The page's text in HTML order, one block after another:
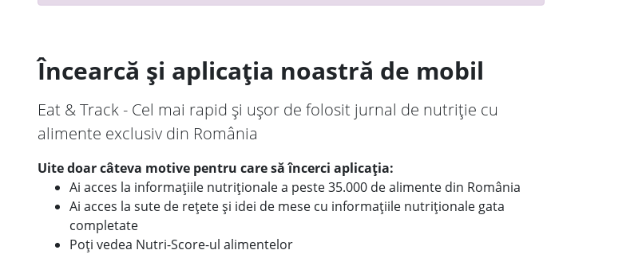
Încearcă și aplicația noastră de mobil
Eat & Track - Cel mai rapid și ușor de folosit jurnal de nutriție cu
alimente exclusiv din România
Uite doar câteva motive pentru care să încerci aplicația:
Ai acces la informațiile nutriționale a peste 35.000 de alimente din România
Ai acces la sute de rețete și idei de mese cu informațiile nutriționale gata
completate
Poți vedea Nutri-Score-ul alimentelor